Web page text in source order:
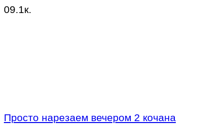
09.1к.
Просто нарезаем вечером 2 кочана